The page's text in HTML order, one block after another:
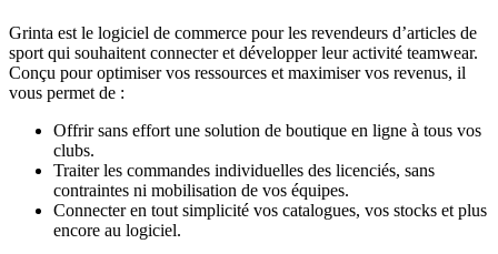
Grinta est le logiciel de commerce pour les revendeurs d’articles de
sport qui souhaitent connecter et développer leur activité teamwear.
Conçu pour optimiser vos ressources et maximiser vos revenus, il
vous permet de :
Offrir sans effort une solution de boutique en ligne à tous vos
clubs.
Traiter les commandes individuelles des licenciés, sans
contraintes ni mobilisation de vos équipes.
Connecter en tout simplicité vos catalogues, vos stocks et plus
encore au logiciel.